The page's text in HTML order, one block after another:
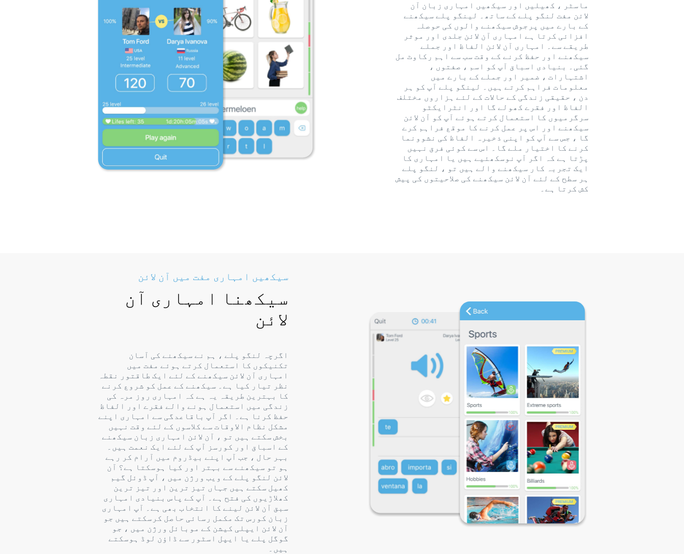
ماسٹر ، کھیلیں اور سیکھیں امہاری زبان آن
لائن مفت لنگو پلے کے ساتھ۔ لینگو پلے سیکھنے
کے بارے میں پرجوش سیکھنے والوں کی حوصلہ
افزائی کرتا ہے امہاری آن لائن جلدی اور موثر
طریقے سے۔ امہاری آن لائن الفاظ اور جملے
سیکھنے اور حفظ کرنے کے وقت سب سے اہم رکاوٹ مل
گئی۔ بنیادی اسباق آپ کو اسم ، صفتوں ،
اشتہارات ، ضمیر اور جملے کے بارے میں
معلومات فراہم کرتے ہیں۔ لینگو پلے آپ کو ہر
دن ، حقیقی زندگی کے حالات کے لئے ہزاروں مختلف
الفاظ اور فقرے کھولے گا اور انٹرایکٹو
سرگرمیوں کا استعمال کرتے ہوئے آپ کو آن لائن
سیکھنے اور اس پر عمل کرنے کا موقع فراہم کرے
گا ، جس سے آپ کو اپنی ذخیرہ الفاظ کی نشوونما
کرنے کا اختیار ملے گا۔ اس سے کوئی فرق نہیں
پڑتا ہے کہ اگر آپ نوسکھئیے ہیں یا امہاری کا
ایک تجربہ کار سیکھنے والے ہیں تو ، لنگو پلے
ہر سطح کے لئے آن لائن سیکھنے کی صلاحیتوں کی پیش
کش کرتا ہے۔
سیکھیں امہاری مفت میں آن لائن
سیکھنا امہاری آن
لائن
اگرچہ لنگو پلے ، ہم نے سیکھنے کی آسان
تکنیکوں کا استعمال کرتے ہوئے مفت میں
امہاری آن لائن سیکھنے کے لئے ایک طاقتور نقطہ
نظر تیار کیا ہے۔ سیکھنے کے عمل کو شروع کرنے
کا بہترین طریقہ یہ ہے کہ امہاری روز مرہ کی
زندگی میں استعمال ہونے والے فقرے اور الفاظ
حفظ کرنا ہے۔ اگر آپ باقاعدگی سے امہاری اپنے
مشکل نظام الاوقات سے کلاسوں کے لئے وقت نہیں
بخش سکتے ہیں تو ، آن لائن امہاری زبان سیکھنے
کے اسباق اور کورسز آپ کے لئے ایک نعمت ہیں۔
بہر حال ، جب آپ اپنے بیڈروم میں آرام کر رہے
ہو تو سیکھنے سے بہتر اور کیا ہوسکتا ہے؟ آن
لائن لنگو پلے کے ویب ورژن میں ، آپ ڈوئل گیم
کھیل سکتے ہیں جہاں تیز ترین اور تیز ترین
کھلاڑیوں کی فتح ہے۔ آپ کے پاس بنیادی امہاری
سبق آن لائن لینے کا انتخاب بھی ہے۔ آپ امہاری
زبان کورس تک مکمل رسائی حاصل کرسکتے ہیں جو
آن لائن ایپلی کیشن کے موبائل ورژن میں ، جو
گوگل پلے یا ایپل اسٹور سے ڈاؤن لوڈ ہوسکتے
ہیں۔